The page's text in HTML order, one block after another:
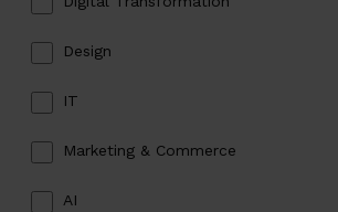
Design
IT
Marketing & Commerce
AI